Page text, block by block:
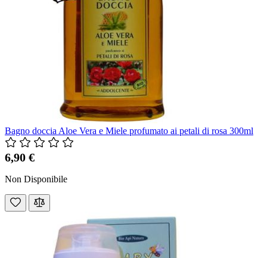
Bagno doccia Aloe Vera e Miele profumato ai petali di rosa 300ml
6,90 €
Non Disponibile